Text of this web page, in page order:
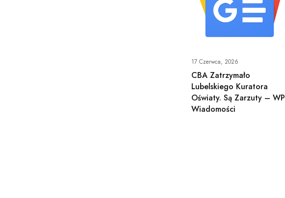
17 Czerwca, 2026
CBA Zatrzymało
Lubelskiego Kuratora
Oświaty. Są Zarzuty – WP
Wiadomości